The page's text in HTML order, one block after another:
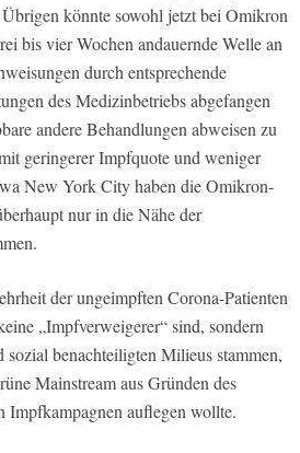
könnte sowohl jetzt bei Omikron
bis vier Wochen andauernde Welle an
durch entsprechende
des Medizinbetriebs abgefangen
andere Behandlungen abweisen zu
geringerer Impfquote und weniger
New York City haben die Omikron-
nur in die Nähe der
der ungeimpften Corona-Patienten
„Impfverweigerer“ sind, sondern
sozial benachteiligten Milieus stammen,
Mainstream aus Gründen des
Impfkampagnen auflegen wollte.